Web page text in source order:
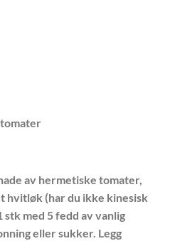
av hermetiske tomater,
hvitløk (har du ikke kinesisk
med 5 fedd av vanlig
eller sukker. Legg